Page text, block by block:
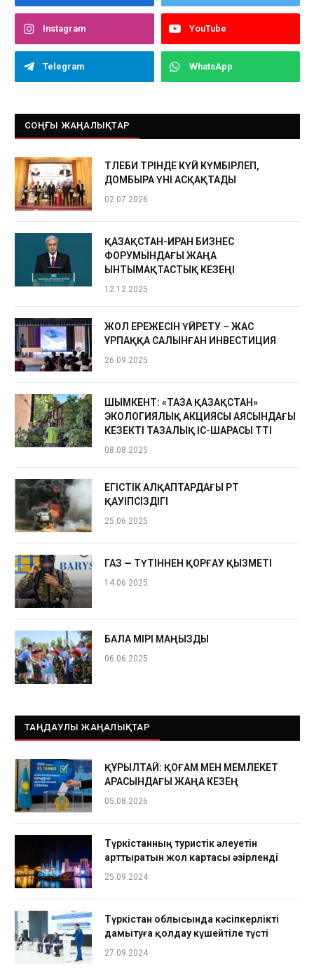
Instagram YouTube
Telegram WhatsApp
СОҢҒЫ ЖАҢАЛЫҚТАР
ТӨЛЕБИ ТӨРІНДЕ КҮЙ КҮМБІРЛЕП,
ДОМБЫРА ҮНІ АСҚАҚТАДЫ
02.07.2026
ҚАЗАҚСТАН-ИРАН БИЗНЕС
ФОРУМЫНДАҒЫ ЖАҢА
ЫНТЫМАҚТАСТЫҚ КЕЗЕҢІ
12.12.2025
ЖОЛ ЕРЕЖЕСІН ҮЙРЕТУ – ЖАС
ҰРПАҚҚА САЛЫНҒАН ИНВЕСТИЦИЯ
26.09.2025
ШЫМКЕНТ: «ТАЗА ҚАЗАҚСТАН»
ЭКОЛОГИЯЛЫҚ АКЦИЯСЫ АЯСЫНДАҒЫ
КЕЗЕКТІ ТАЗАЛЫҚ ІС-ШАРАСЫ ӨТТІ
08.08.2025
ЕГІСТІК АЛҚАПТАРДАҒЫ ӨРТ
ҚАУІПСІЗДІГІ
25.06.2025
ГАЗ — ТҮТІННЕН ҚОРҒАУ ҚЫЗМЕТІ
14.06.2025
БАЛА ӨМІРІ МАҢЫЗДЫ
06.06.2025
ТАҢДАУЛЫ ЖАҢАЛЫҚТАР
ҚҰРЫЛТАЙ: ҚОҒАМ МЕН МЕМЛЕКЕТ
АРАСЫНДАҒЫ ЖАҢА КЕЗЕҢ
05.08.2026
Түркістанның туристік әлеуетін
арттыратын жол картасы әзірленді
25.09.2024
Түркістан облысында кәсіпкерлікті
дамытуға қолдау күшейтіле түсті
27.09.2024